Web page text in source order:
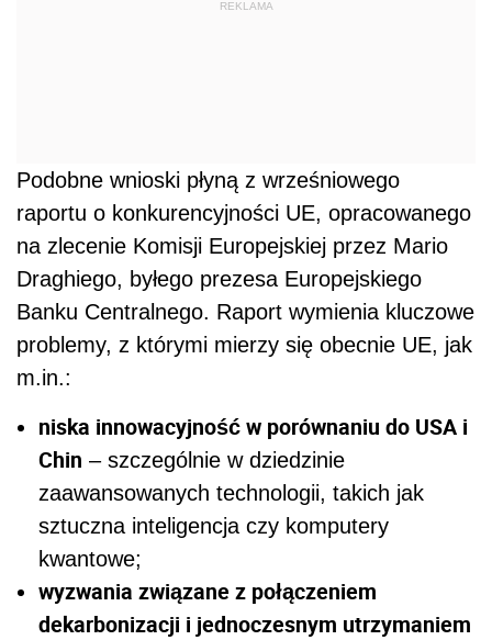
REKLAMA
Podobne wnioski płyną z wrześniowego
raportu o konkurencyjności UE, opracowanego
na zlecenie Komisji Europejskiej przez Mario
Draghiego, byłego prezesa Europejskiego
Banku Centralnego. Raport wymienia kluczowe
problemy, z którymi mierzy się obecnie UE, jak
m.in.:
niska innowacyjność w porównaniu do USA i
Chin – szczególnie w dziedzinie
zaawansowanych technologii, takich jak
sztuczna inteligencja czy komputery
kwantowe;
wyzwania związane z połączeniem
dekarbonizacji i jednoczesnym utrzymaniem